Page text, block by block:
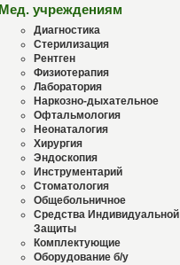
Мед. учреждениям
Диагностика
Стерилизация
Рентген
Физиотерапия
Лаборатория
Наркозно-дыхательное
Офтальмология
Неонаталогия
Хирургия
Эндоскопия
Инструментарий
Стоматология
Общебольничное
Средства Индивидуальной
Защиты
Комплектующие
Оборудование б/у